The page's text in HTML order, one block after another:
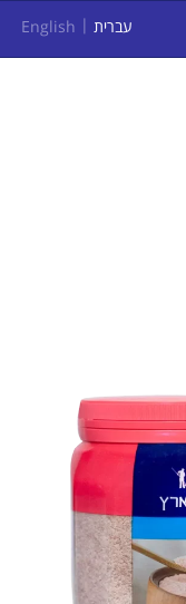
עברית English